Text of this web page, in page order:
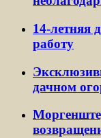
14-летняя
работу
дачном